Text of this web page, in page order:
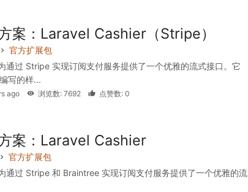
案：Laravel Cashier（Stripe）
官方扩展包
通过 Stripe 实现订阅支付服务提供了一个优雅的流式接口。它
写的样...
ago 浏览数: 7692 点赞数: 0
案：Laravel Cashier
官方扩展包
通过 Stripe 和 Braintree 实现订阅支付服务提供了一个优雅的流